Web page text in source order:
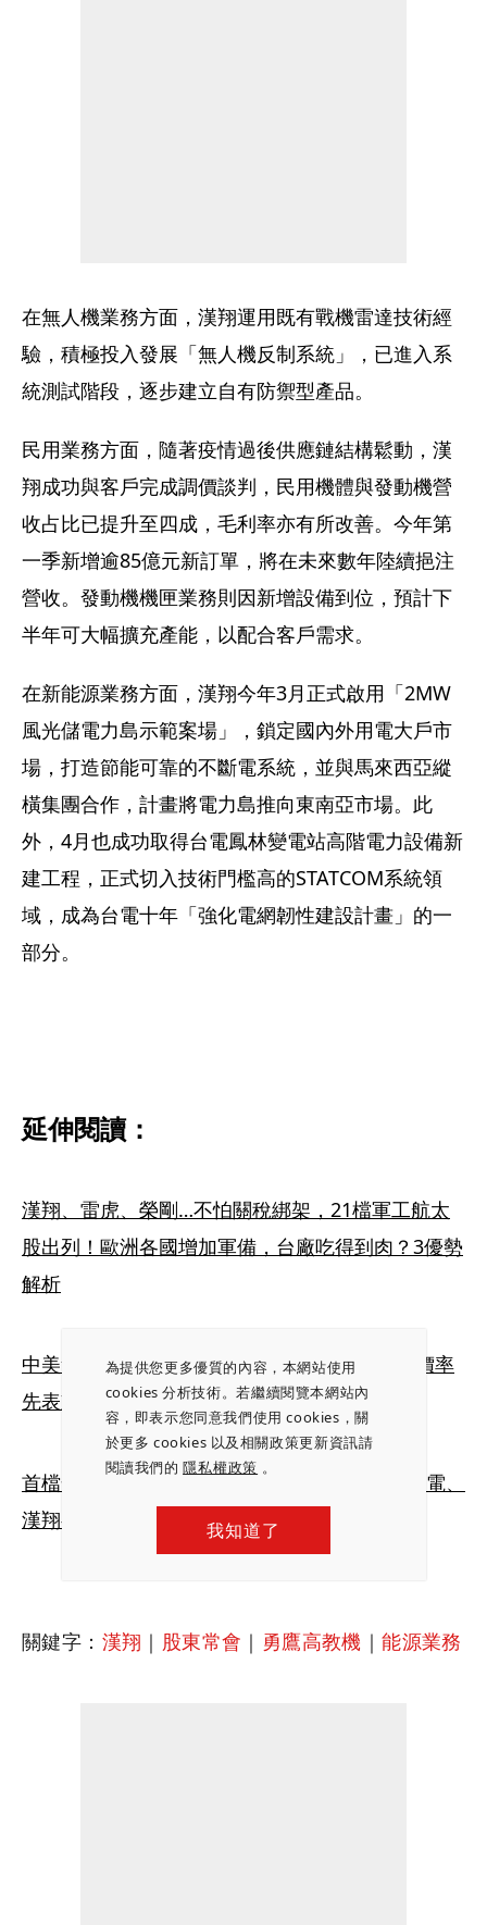
為提供您更多優質的內容，本網站使用
cookies 分析技術。若繼續閱覽本網站內
容，即表示您同意我們使用 cookies，關
於更多 cookies 以及相關政策更新資訊請
閱讀我們的隱私權政策 。
我知道了
在無人機業務方面，漢翔運用既有戰機雷達技術經
驗，積極投入發展「無人機反制系統」，已進入系
統測試階段，逐步建立自有防禦型產品。
民用業務方面，隨著疫情過後供應鏈結構鬆動，漢
翔成功與客戶完成調價談判，民用機體與發動機營
收占比已提升至四成，毛利率亦有所改善。今年第
一季新增逾85億元新訂單，將在未來數年陸續挹注
營收。發動機機匣業務則因新增設備到位，預計下
半年可大幅擴充產能，以配合客戶需求。
在新能源業務方面，漢翔今年3月正式啟用「2MW
風光儲電力島示範案場」，鎖定國內外用電大戶市
場，打造節能可靠的不斷電系統，並與馬來西亞縱
橫集團合作，計畫將電力島推向東南亞市場。此
外，4月也成功取得台電鳳林變電站高階電力設備新
建工程，正式切入技術門檻高的STATCOM系統領
域，成為台電十年「強化電網韌性建設計畫」的一
部分。
延伸閱讀：
漢翔、雷虎、榮剛…不怕關稅綁架，21檔軍工航太
股出列！歐洲各國增加軍備，台廠吃得到肉？3優勢
解析
中美無人機大戰開打 台廠有望迎轉單 這3檔股價率
先表態
首檔全球航太防衛ETF 00965開募，輝達、台積電、
漢翔都入列…軍工股看漲，這6檔未來看好
關鍵字： 漢翔 ｜ 股東常會 ｜ 勇鷹高教機 ｜能源業務